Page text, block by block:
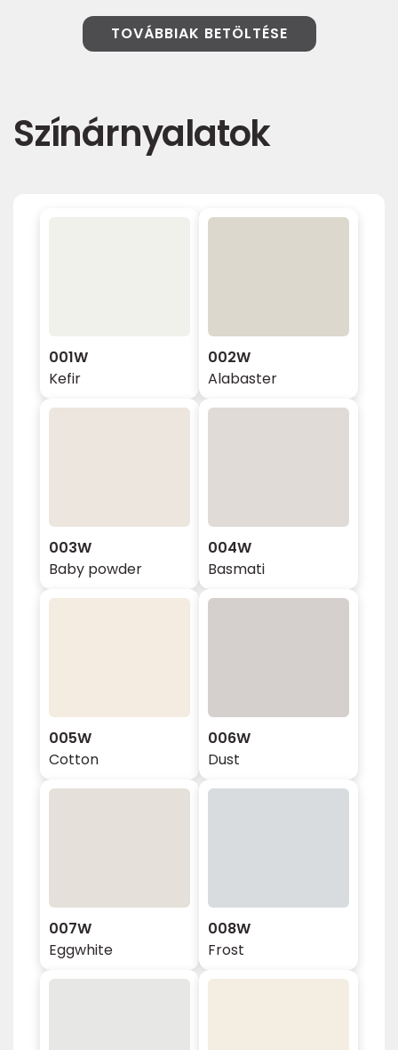
TOVÁBBIAK BETÖLTÉSE
Színárnyalatok
001W
Kefir
002W
Alabaster
003W
Baby powder
004W
Basmati
005W
Cotton
006W
Dust
007W
Eggwhite
008W
Frost